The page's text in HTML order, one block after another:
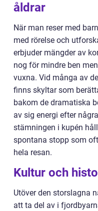
åldrar
När man reser med
med rörelse och
erbjuder mängder av
nog för mindre ben
vuxna. Vid många av
finns skyltar som
bakom de dramatiska
av sig energi efter
stämningen i kupén
spontana stopp som
hela resan.
Kultur och
Utöver den storslagna
att ta del av i